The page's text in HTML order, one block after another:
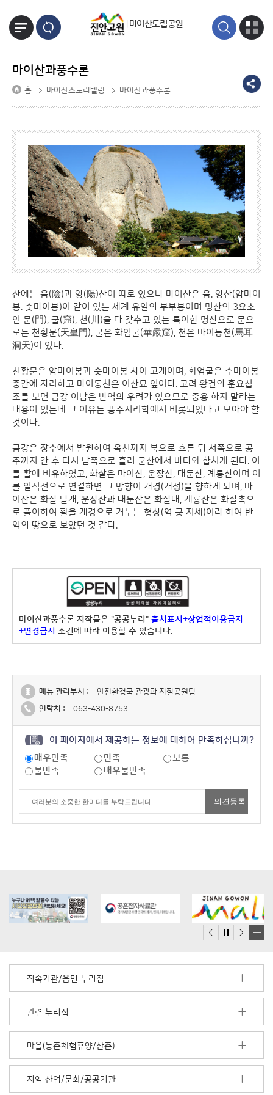
마이산도립공원
마이산과풍수론
홈 마이산스토리텔링 마이산과풍수론
산에는 음(陰)과 양(陽)산이 따로 있으나 마이산은 음. 양산(암마이
봉. 숫마이봉)이 같이 있는 세계 유일의 부부봉이며 명산의 3요소
인 문(門), 굴(窟), 천(川)을 다 갖추고 있는 특이한 명산으로 문으
로는 천황문(天皇門), 굴은 화엄굴(華嚴窟), 천은 마이동천(馬耳
洞天)이 있다.
천황문은 암마이봉과 숫마이봉 사이 고개이며, 화엄굴은 수마이봉
중간에 자리하고 마이동천은 이산묘 옆이다. 고려 왕건의 훈요십
조를 보면 금강 이남은 반역의 우려가 있으므로 중용 하지 말라는
내용이 있는데 그 이유는 풍수지리학에서 비롯되었다고 보아야 할
것이다.
금강은 장수에서 발원하여 옥천까지 북으로 흐른 뒤 서쪽으로 공
주까지 간 후 다시 남쪽으로 흘러 군산에서 바다와 합치게 된다. 이
를 활에 비유하였고, 화살은 마이산, 운장산, 대둔산, 계룡산이며 이
를 일직선으로 연결하면 그 방향이 개경(개성)을 향하게 되며, 마
이산은 화살 날개, 운장산과 대둔산은 화살대, 계룡산은 화살촉으
로 풀이하여 활을 개경으로 겨누는 형상(역 궁 지세)이라 하여 반
역의 땅으로 보았던 것 같다.
마이산과풍수론 저작물은 "공공누리" 출처표시+상업적이용금지
+변경금지 조건에 따라 이용할 수 있습니다.
메뉴 관리부서 :
안전환경국 관광과 지질공원팀
연락처 :
063-430-8753
이 페이지에서 제공하는 정보에 대하여 만족하십니까?
매우만족
만족
보통
불만족
매우불만족
더
기
직속기관/읍면 누리집
관련 누리집
마을(농촌체험휴양/산촌)
지역 산업/문화/공공기관